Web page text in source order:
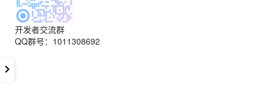
开发者交流群
QQ群号：1011308692